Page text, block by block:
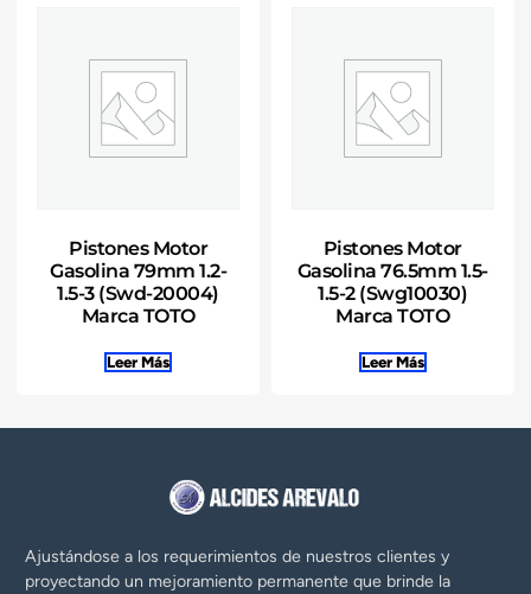
Pistones Motor
Gasolina 79mm 1.2-
1.5-3 (Swd-20004)
Marca TOTO
Leer Más
Pistones Motor
Gasolina 76.5mm 1.5-
1.5-2 (Swg10030)
Marca TOTO
Leer Más
Ajustándose a los requerimientos de nuestros clientes y
proyectando un mejoramiento permanente que brinde la